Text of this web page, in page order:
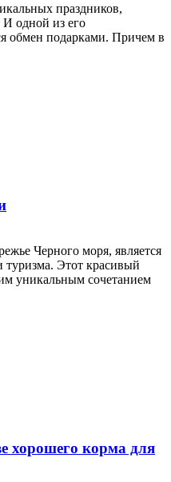
праздников,
одной из его
обмен подарками. Причем в
Черного моря, является
туризма. Этот красивый
уникальным сочетанием
хорошего корма для